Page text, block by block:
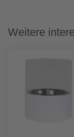
Weitere